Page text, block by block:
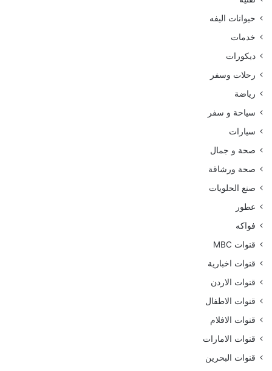
حيوانات اليفه
خدمات
ديكورات
رحلات وسفر
رياضة
سياحة و سفر
سيارات
صحة و جمال
صحة ورشاقة
صنع الحلويات
عطور
فواكه
قنوات MBC
قنوات اخبارية
قنوات الاردن
قنوات الاطفال
قنوات الافلام
قنوات الامارات
قنوات البحرين